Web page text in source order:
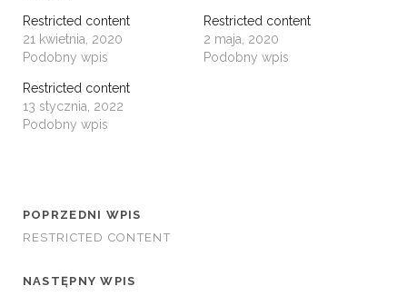
Restricted content
21 kwietnia, 2020
Podobny wpis
Restricted content
2 maja, 2020
Podobny wpis
Restricted content
13 stycznia, 2022
Podobny wpis
POPRZEDNI WPIS
RESTRICTED CONTENT
NASTĘPNY WPIS